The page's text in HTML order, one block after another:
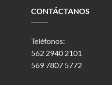
CONTÁCTANOS
Teléfonos:
562 2940 2101
569 7807 5772